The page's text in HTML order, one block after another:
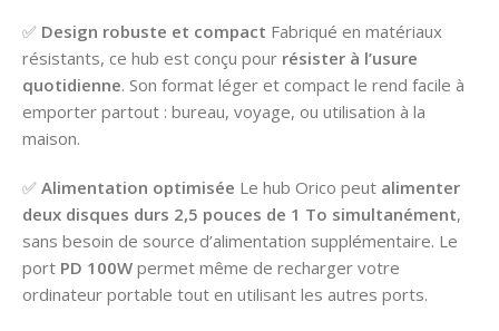
✅ Design robuste et compact Fabriqué en matériaux
résistants, ce hub est conçu pour résister à l’usure
quotidienne. Son format léger et compact le rend facile à
emporter partout : bureau, voyage, ou utilisation à la
maison.
✅ Alimentation optimisée Le hub Orico peut alimenter
deux disques durs 2,5 pouces de 1 To simultanément,
sans besoin de source d’alimentation supplémentaire. Le
port PD 100W permet même de recharger votre
ordinateur portable tout en utilisant les autres ports.